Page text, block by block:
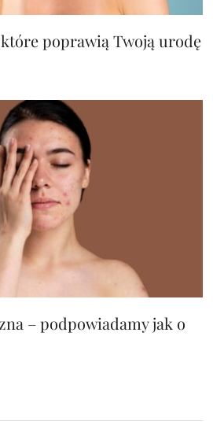
poprawią Twoją urodę
– podpowiadamy jak o